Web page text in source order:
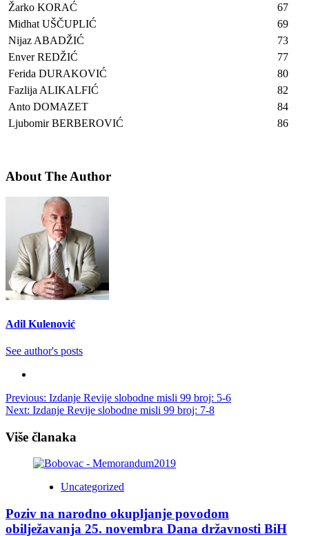
Žarko KORAĆ
67
Midhat UŠČUPLIĆ
69
Nijaz ABADŽIĆ
73
Enver REDŽIĆ
77
Ferida DURAKOVIĆ
80
Fazlija ALIKALFIĆ
82
Anto DOMAZET
84
Ljubomir BERBEROVIĆ
86
About The Author
Adil Kulenović
See author's posts
Post
navigation
Previous: Izdanje Revije slobodne misli 99 broj: 5-6
Next: Izdanje Revije slobodne misli 99 broj: 7-8
Više članaka
Uncategorized
Poziv na narodno okupljanje povodom
obilježavanja 25. novembra Dana državnosti BiH